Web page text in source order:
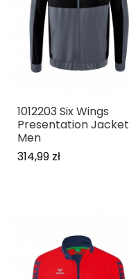
1012203 Six Wings
Presentation Jacket
Men
314,99 zł